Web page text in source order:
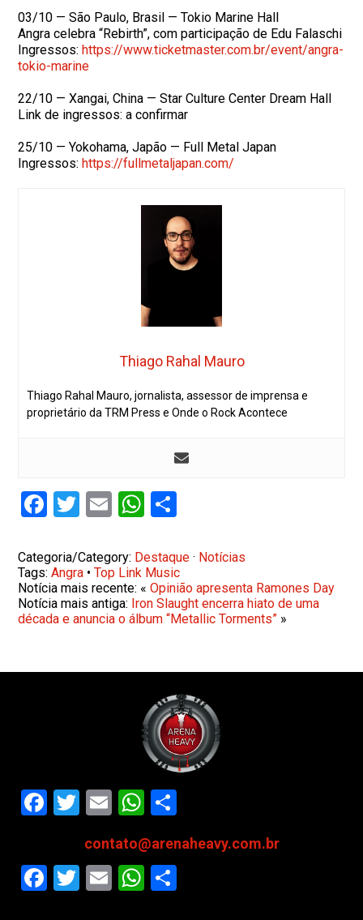
03/10 — São Paulo, Brasil — Tokio Marine Hall
Angra celebra “Rebirth”, com participação de Edu Falaschi
Ingressos: https://www.ticketmaster.com.br/event/angra-
tokio-marine
22/10 — Xangai, China — Star Culture Center Dream Hall
Link de ingressos: a confirmar
25/10 — Yokohama, Japão — Full Metal Japan
Ingressos: https://fullmetaljapan.com/
Thiago Rahal Mauro
Thiago Rahal Mauro, jornalista, assessor de imprensa e
proprietário da TRM Press e Onde o Rock Acontece
Facebook
Twitter
EmailWhatsApp
Categoria/Category: Destaque · Notícias
Tags:Angra •Top Link Music
Notícia mais recente: «Opinião apresenta Ramones Day
Notícia mais antiga: Iron Slaught encerra hiato de uma
década e anuncia o álbum “Metallic Torments” »
Facebook
Twitter
EmailWhatsApp
contato@arenaheavy.com.br
Facebook
Twitter
EmailWhatsApp